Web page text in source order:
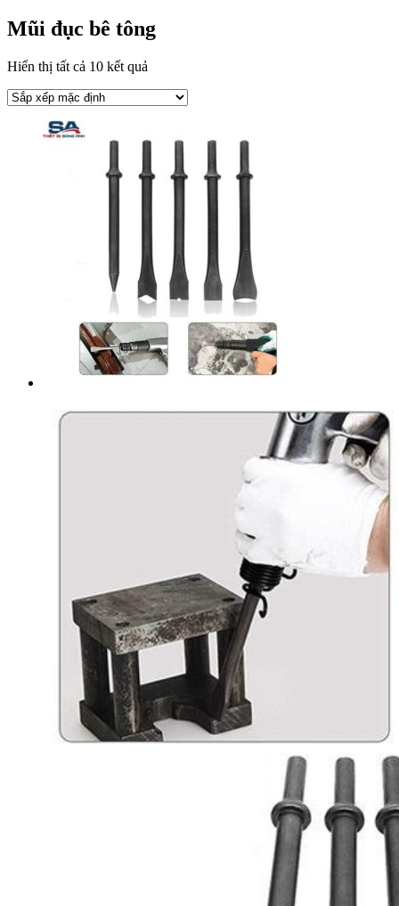
Mũi đục bê tông
Hiển thị tất cả 10 kết quả